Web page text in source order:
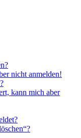
nicht anmelden!
kann mich aber